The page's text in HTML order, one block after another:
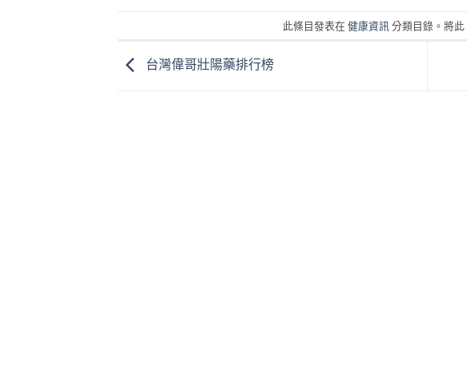
此條目發表在健康資訊 分類目錄。將此
台灣偉哥壯陽藥排行榜